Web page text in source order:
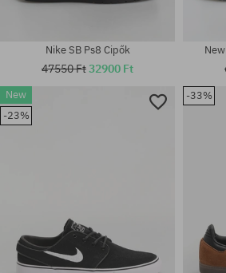
Elérhető méretek:
37.5; 38.5; 40; 40.5; 41; 42;
42.5; 43; 44; 44.5; 45; 45.5; 46;
Nike SB Ps8 Cipők
47550 Ft32900 Ft
New
-23%
-33%